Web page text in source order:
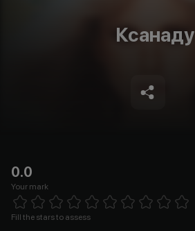
Ксанаду
0.0
Your mark
1 Star 2 Stars 3 Stars
Fill the stars to assess